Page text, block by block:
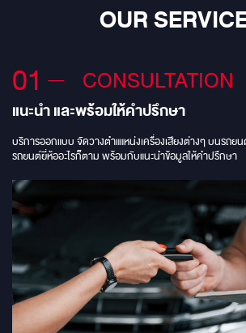
CONCEPT ด้านหลัง
GZRW 10XSPL ติดตั้งถึง 2 ดอก
AMP ติดตั้งแอมป์รุ่นท๊อปจา
การันตีคุณภาพเสียง
อังกฤษ GROUNDZERO
ตั้งถึง 2 ตัว พร้อมเสริมแอม
GROUNDZERO GZCA
AMP/DSP เสริมด้วยแอม
ALPLINE STATUS รุ่นย
#ALPINE รุ่น HDP-D90 DAMP พร้อมเสริม
โครงสร้าง ลดแรงสั่นสะเทือ
แดมป์MERCURY GOLD
OUR
01
แนะนำ และพร้อมให้คำปรึกษา
บริการออกแบบ จัดวางตําแแหน่งเครื่องเสียงต่างๆ บนรถย
รถยนต์ยี่ห้ออะไรก็ตาม พร้อมกับแนะนําข้อมูลให้คําปรึกษา
CONSULTATION